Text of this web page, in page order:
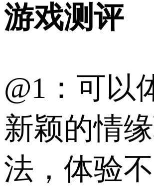
游戏测评
@1：可以
新颖的情
法，体验